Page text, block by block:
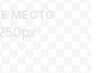
МЕСТО